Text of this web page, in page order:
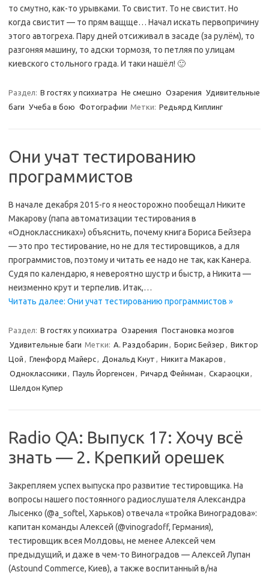
то смутно, как-то урывками. То свистит. То не свистит. Но
когда свистит — то прям ващще… Начал искать первопричину
этого автогреха. Пару дней отсиживал в засаде (за рулём), то
разгоняя машину, то адски тормозя, то петляя по улицам
киевского стольного града. И таки нашёл! 🙂
Раздел: В гостях у психиатра Не смешно Озарения Удивительные
баги Учеба в бою Фотографии Метки: Редьярд Киплинг
Они учат тестированию
программистов
В начале декабря 2015-го я неосторожно пообещал Никите
Макарову (папа автоматизации тестирования в
«Одноклассниках») объяснить, почему книга Бориса Бейзера
— это про тестирование, но не для тестировщиков, а для
программистов, поэтому и читать ее надо не так, как Канера.
Судя по календарю, я невероятно шустр и быстр, а Никита —
неизменно крут и терпелив. Итак,…
Читать далее: Они учат тестированию программистов »
Раздел: В гостях у психиатра Озарения Постановка мозгов
Удивительные баги Метки: А. Раздобарин , Борис Бейзер , Виктор
Цой , Гленфорд Майерс, Дональд Кнут , Никита Макаров ,
Одноклассники , Пауль Йоргенсен , Ричард Фейнман , Скараоцки ,
Шелдон Купер
Radio QA: Выпуск 17: Хочу всё
знать — 2. Крепкий орешек
Закрепляем успех выпуска про развитие тестировщика. На
вопросы нашего постоянного радиослушателя Александра
Лысенко (@a_softel, Харьков) отвечала «тройка Виноградова»:
капитан команды Алексей (@vinogradoff, Германия),
тестировщик всея Молдовы, не менее Алексей чем
предыдущий, и даже в чем-то Виноградов — Алексей Лупан
(Astound Commerce, Киев), а также воспитанный в/на